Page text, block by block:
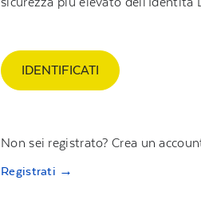
IDENTIFICATI
Non sei registrato? Crea un
Registrati →